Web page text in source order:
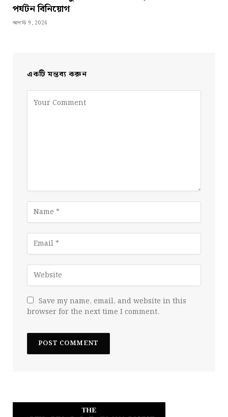
পর্যটন বিনিয়োগ
আগস্ট 9, 2026
একটি মন্তব্য করুন
Save my name, email, and website in this
browser for the next time I comment.